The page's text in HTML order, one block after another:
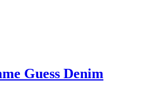
Guess Denim